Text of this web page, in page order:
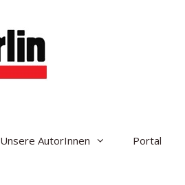
Unsere AutorInnen Portal